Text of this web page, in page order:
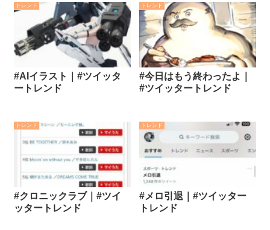
トレンド
#AIイラスト｜#ツイッタ
ートレンド
トレンド
#今日はもう終わったよ｜
#ツイッタートレンド
トレンド
#クロニックラブ｜#ツイ
ッタートレンド
トレンド
#メロ引退｜#ツイッター
トレンド